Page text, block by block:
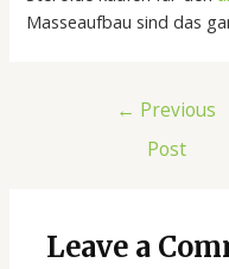
Masseaufbau sind das
← Previous
Post
Leave a